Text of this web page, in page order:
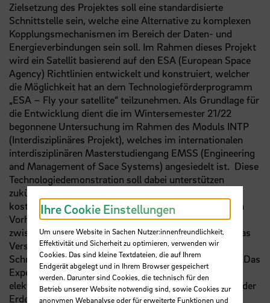
Zielsetzung des Projektes soll eine standardisierte
Schnittstelle sein, welche eine Alternative zu komplexen
Kopplungsmechanismen im Bereich der Daten- und
Energieverbindungen sein soll. Im Rahmen dieses Projekt
wird ein Satellit basierend auf den ESA (European Space
Agency) Richtlinien entwickelt und konstruiert, welcher
die Möglichkeit hat an dem Technologieförderprogramm
„ESA – Fly your satellite“ teilzunehmen. Als Grundlage für
die Entwicklung dient die im Wintersemester 21/22
begonnene Untersuchung im Rahmen des Moduls INTP
(Interdisziplinäres Projekt), welches im internationalen
interdisziplinären Masterstudiengang EMSS (Engineering
and Management of Sace Systems) angesiedelt ist. Diese
Technologiedemonstration soll dabei unterstützen
zukünftige Raumfahrttransportanwendungen
kostengünstiger zu gestalten. Der Ablauf des aktuellen
Vorhabens beschreibt den Daten- und Energietransfer
zwischen zwei festverbundenen CubeSat Einheiten. Das
Versorgungsmodul versorgt mittels der kabellosen
Schnittstelle das Experiment mit elektrischer Energie. Das
Experiment, in diesem Fall eine Kamera, wird mit
elektrischer Energie versorgt und nimmt ein Bild (z.B.
der
Erde) auf. Anschließend wird das Bild via kabelloser
Ihre Cookie Einstellungen
Um unsere Website in Sachen Nutzer:innenfreundlichkeit,
Effektivität und Sicherheit zu optimieren, verwenden wir
Cookies. Das sind kleine Textdateien, die auf Ihrem
Endgerät abgelegt und in Ihrem Browser gespeichert
werden. Darunter sind Cookies, die technisch für den
Betrieb unserer Website notwendig sind, sowie Cookies zur
anonymen Webanalyse oder für erweiterte Funktionen und